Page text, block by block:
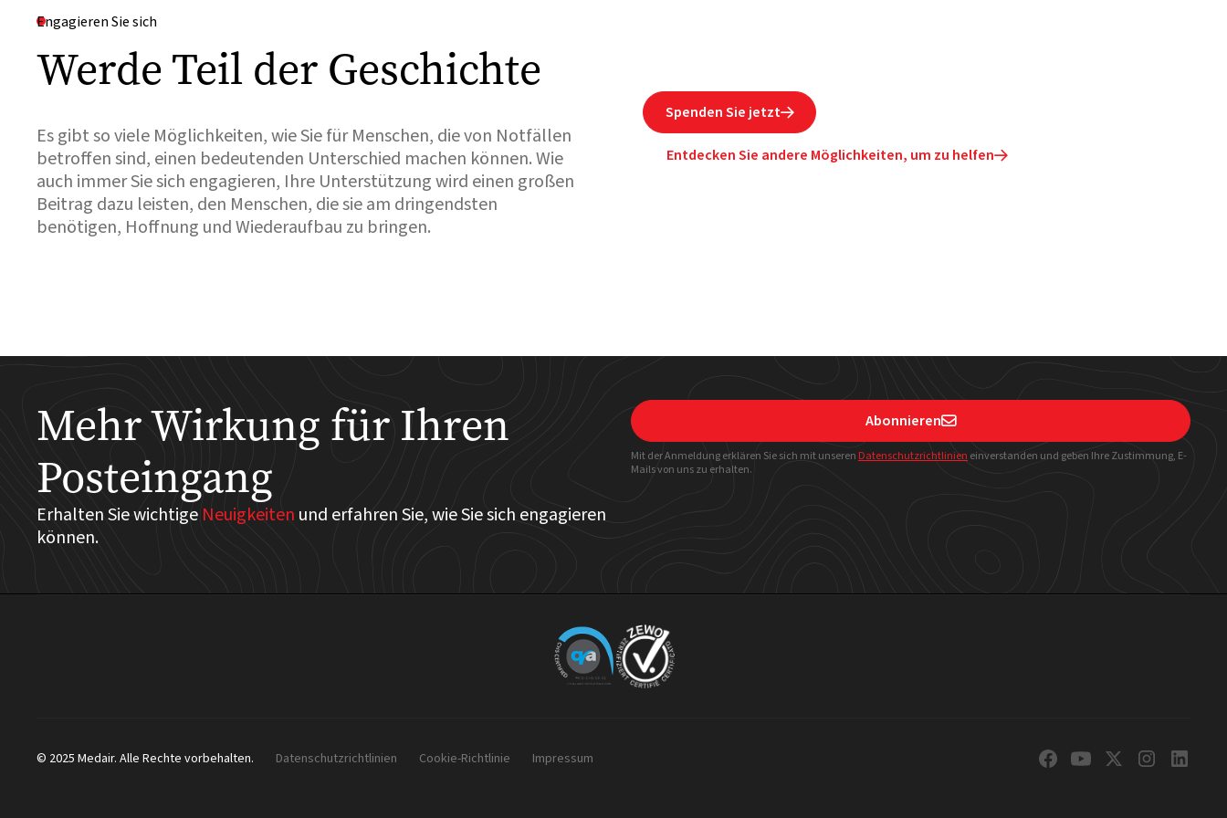
Engagieren Sie sich
Werde Teil der Geschichte
Es gibt so viele Möglichkeiten, wie Sie für Menschen, die von Notfällen
betroffen sind, einen bedeutenden Unterschied machen können. Wie
auch immer Sie sich engagieren, Ihre Unterstützung wird einen großen
Beitrag dazu leisten, den Menschen, die sie am dringendsten
benötigen, Hoffnung und Wiederaufbau zu bringen.
Spenden Sie jetzt
Entdecken Sie andere Möglichkeiten, um zu helfen
Mehr Wirkung für Ihren
Posteingang
Erhalten Sie wichtige Neuigkeiten und erfahren Sie, wie Sie sich engagieren
können.
Abonnieren
Mit der Anmeldung erklären Sie sich mit unseren Datenschutzrichtlinien einverstanden und geben Ihre Zustimmung, E-
Mails von uns zu erhalten.
© 2025 Medair. Alle Rechte vorbehalten. Datenschutzrichtlinien Cookie-Richtlinie Impressum